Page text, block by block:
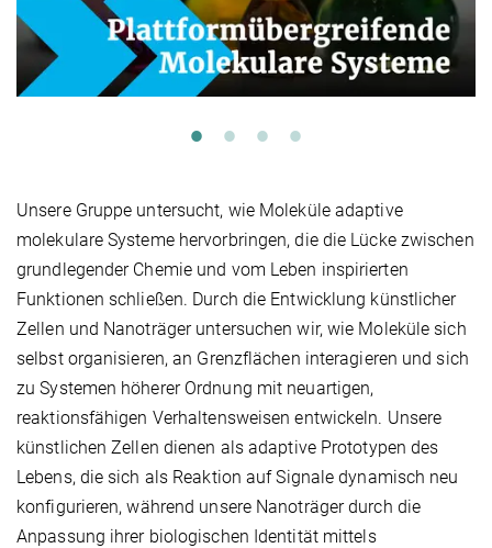
Unsere Gruppe untersucht, wie Moleküle adaptive
molekulare Systeme hervorbringen, die die Lücke zwischen
grundlegender Chemie und vom Leben inspirierten
Funktionen schließen. Durch die Entwicklung künstlicher
Zellen und Nanoträger untersuchen wir, wie Moleküle sich
selbst organisieren, an Grenzflächen interagieren und sich
zu Systemen höherer Ordnung mit neuartigen,
reaktionsfähigen Verhaltensweisen entwickeln. Unsere
künstlichen Zellen dienen als adaptive Prototypen des
Lebens, die sich als Reaktion auf Signale dynamisch neu
konfigurieren, während unsere Nanoträger durch die
Anpassung ihrer biologischen Identität mittels